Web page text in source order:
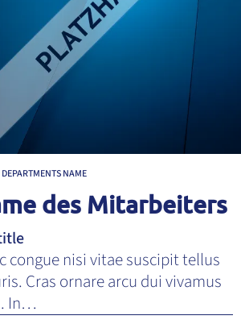
DEPARTMENTS NAME
des Mitarbeiters
congue nisi vitae suscipit tellus
Cras ornare arcu dui vivamus
In…